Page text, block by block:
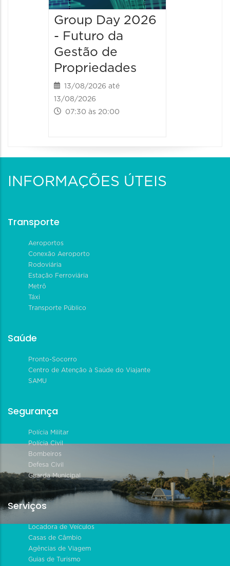
Group Day 2026
- Futuro da
Gestão de
Propriedades
13/08/2026 até
13/08/2026
07:30 às 20:00
INFORMAÇÕES ÚTEIS
Transporte
Aeroportos
Conexão Aeroporto
Rodoviária
Estação Ferroviária
Metrô
Táxi
Transporte Público
Saúde
Pronto-Socorro
Centro de Atenção à Saúde do Viajante
SAMU
Segurança
Polícia Militar
Polícia Civil
Bombeiros
Defesa Civil
Guarda Municipal
Serviços
Locadora de Veículos
Casas de Câmbio
Agências de Viagem
Guias de Turismo